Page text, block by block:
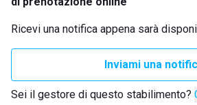
Ricevi una notifica appena sarà
Inviami una
Sei il gestore di questo stabilimento?